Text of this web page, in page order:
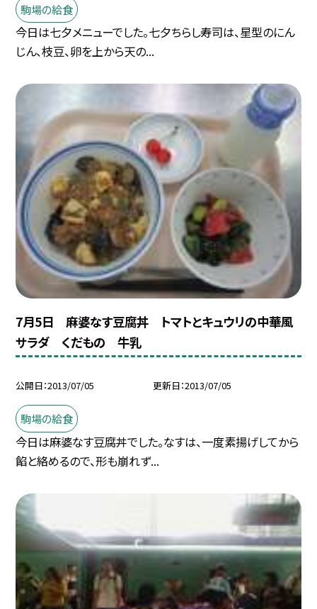
駒場の給食
今日は七夕メニューでした。七夕ちらし寿司は、星型のにん
じん、枝豆、卵を上から天の...
7月5日 麻婆なす豆腐丼 トマトとキュウリの中華風
サラダ くだもの 牛乳
公開日 2013/07/05 更新日 2013/07/05
駒場の給食
今日は麻婆なす豆腐丼でした。なすは、一度素揚げしてから
餡と絡めるので、形も崩れず...